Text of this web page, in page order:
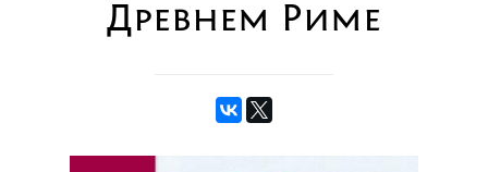
Древнем Риме